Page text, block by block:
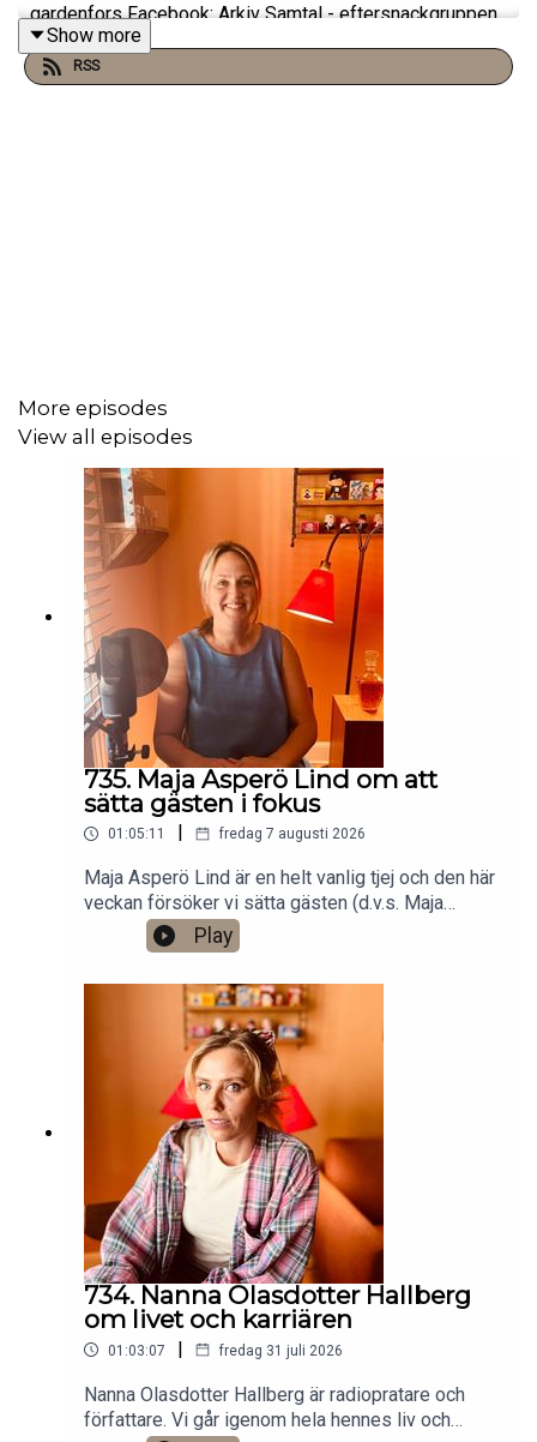
gardenfors Facebook: Arkiv Samtal - eftersnackgruppen
Show more
RSS
More episodes
View all episodes
735. Maja Asperö Lind om att
sätta gästen i fokus
01:05:11 fredag 7 augusti 2026
Maja Asperö Lind är en helt vanlig tjej och den här
veckan försöker vi sätta gästen (d.v.s. Maja
Asperö Lind) i fokus. Det finns ett bonusavsnitt
på 28 minuter för dig som donerar valfri summa
till den här podden på Patreon:
https://www.patreon.com/arkivsamtalFestar! Ny
turné med Simon Gärdenfors och Anton
Magnusson 2026.Jag har andra standupgig i bl.a.
Stockholm. Min film Serietecknaren finns nu på
VHS, Blu-tay och på SF
Anytime!https://www.gardenfors.comSwish:
0760724728X: @gardenforsInstagram:
@gardenfors
Play
734. Nanna Olasdotter Hallberg
om livet och karriären
01:03:07 | fredag 31 juli 2026
Nanna Olasdotter Hallberg är radiopratare och
författare. Vi går igenom hela hennes liv och